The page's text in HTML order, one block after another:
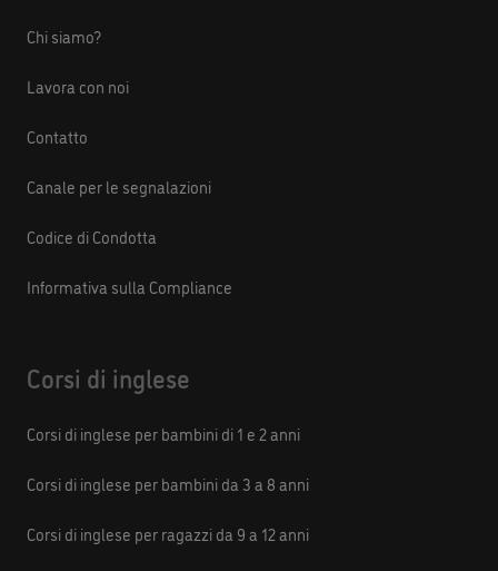
Chi siamo?
Lavora con noi
Contatto
Canale per le segnalazioni
Codice di Condotta
Informativa sulla Compliance
Corsi di inglese
Corsi di inglese per bambini di 1 e 2 anni
Corsi di inglese per bambini da 3 a 8 anni
Corsi di inglese per ragazzi da 9 a 12 anni